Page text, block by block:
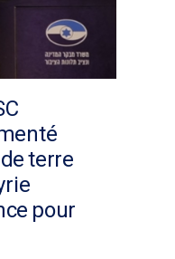
terre
pour